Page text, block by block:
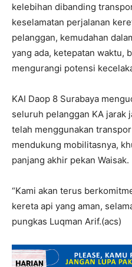
kelebihan dibanding
keselamatan perjalanan
pelanggan, kemudahan
yang ada, ketepatan waktu,
mengurangi potensi
KAI Daop 8 Surabaya
seluruh pelanggan KA jarak
telah menggunakan
mendukung mobilitasnya,
panjang akhir pekan Waisak.
“Kami akan terus
kereta api yang aman,
pungkas Luqman Arif.(acs)